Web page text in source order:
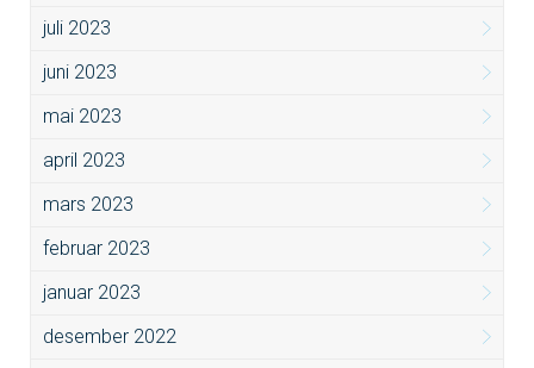
juli 2023
juni 2023
mai 2023
april 2023
mars 2023
februar 2023
januar 2023
desember 2022